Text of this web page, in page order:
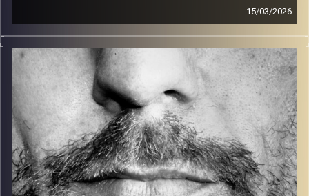
15/03/2026
זיפים, מוזיקה מחוספסת של הופעות חיות. הרבה ג'אם, רוק,
בלוז, bluegrass, ג'אז, Fאנק, פרוגרסיב ואפילו אלקטרוניקה.
כל מה שחי, אמיתי ונושם.
עם שמוליק רגב.
קרדיט תמונות: David Goehring